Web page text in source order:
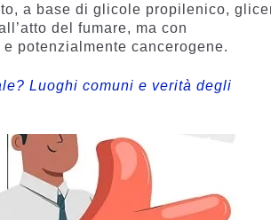
a base di glicole propilenico,
del fumare, ma con
potenzialmente cancerogene.
Luoghi comuni e verità degli